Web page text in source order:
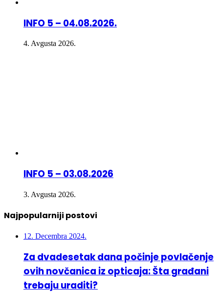
INFO 5 – 04.08.2026.
4. Avgusta 2026.
INFO 5 – 03.08.2026
3. Avgusta 2026.
Najpopularniji postovi
12. Decembra 2024.
Za dvadesetak dana počinje povlačenje
ovih novčanica iz opticaja: Šta građani
trebaju uraditi?